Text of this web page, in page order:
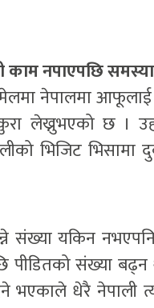
नपाएपछि
नेपालमा
लेख्नुभएको छ ।
भिजिट
संख्या यकिन नभएपनि
पीडितको संख्या
धेरै नेपाली